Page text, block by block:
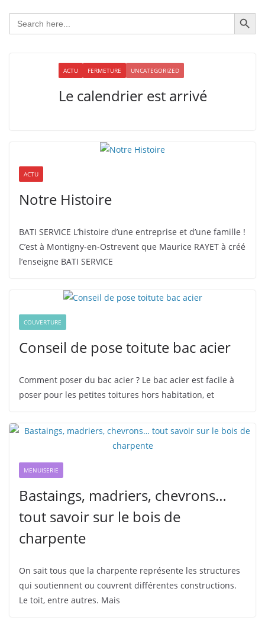
Search
for:
Search Button
ACTU FERMETURE UNCATEGORIZED
Le calendrier est arrivé
ACTU
Notre Histoire
BATI SERVICE L’histoire d’une entreprise et d’une famille !
C’est à Montigny-en-Ostrevent que Maurice RAYET à créé
l’enseigne BATI SERVICE
COUVERTURE
Conseil de pose toitute bac acier
Comment poser du bac acier ? Le bac acier est facile à
poser pour les petites toitures hors habitation, et
MENUISERIE
Bastaings, madriers, chevrons…
tout savoir sur le bois de
charpente
On sait tous que la charpente représente les structures
qui soutiennent ou couvrent différentes constructions.
Le toit, entre autres. Mais